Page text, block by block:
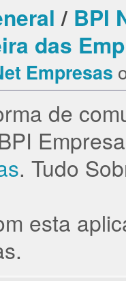
/ BPI
das
Empresas
de
. Tudo
esta